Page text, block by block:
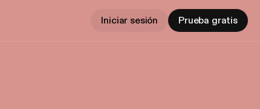
Iniciar sesión Prueba gratis